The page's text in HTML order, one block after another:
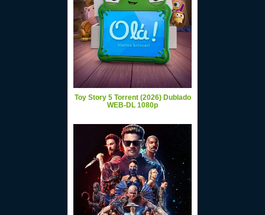
Toy Story 5 Torrent (2026) Dublado
WEB-DL 1080p